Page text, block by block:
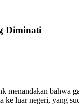
Diminati
menandakan bahwa
luar negeri, yang